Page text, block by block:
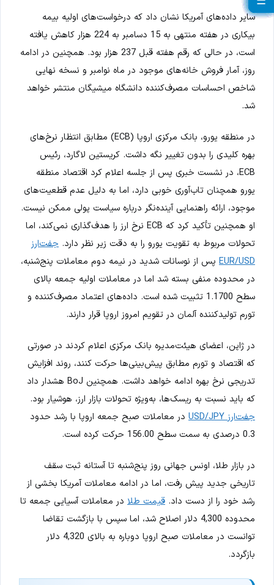
سایر داده‌های آمریکا نشان داد که درخواست‌های اولیه بیمه
بیکاری در هفته منتهی به 15 دسامبر به 224 هزار کاهش یافته
است، در حالی که رقم هفته قبل 237 هزار بود. همچنین در ادامه
روز، آمار فروش خانه‌های موجود در ماه نوامبر و نسخه نهایی
شاخص احساسات مصرف‌کننده دانشگاه میشیگان منتشر خواهد
شد.
در منطقه یورو، بانک مرکزی اروپا (ECB) مطابق انتظار نرخ‌های
بهره کلیدی را بدون تغییر نگه داشت. کریستین لاگارد، رئیس
ECB، در نشست خبری پس از جلسه اعلام کرد اقتصاد منطقه
یورو همچنان تاب‌آوری خوبی دارد، اما به دلیل عدم قطعیت‌های
موجود، ارائه راهنمایی آینده‌نگر درباره سیاست پولی ممکن نیست.
او همچنین تأکید کرد که ECB نرخ ارز را هدف‌گذاری نمی‌کند، اما
تحولات مربوط به تقویت یورو را به دقت زیر نظر دارد. جفت‌ارز
EUR/USD پس از نوسانات شدید در نیمه دوم معاملات پنج‌شنبه،
در محدوده منفی بسته شد اما در معاملات اولیه جمعه بالای
سطح 1.1700 تثبیت شده است. داده‌های اعتماد مصرف‌کننده و
تورم تولیدکننده آلمان در تقویم امروز اروپا قرار دارند.
در ژاپن، اعضای هیئت‌مدیره بانک مرکزی اعلام کردند در صورتی
که اقتصاد و تورم مطابق پیش‌بینی‌ها حرکت کنند، روند افزایش
تدریجی نرخ بهره ادامه خواهد داشت. همچنین BoJ هشدار داد
که باید نسبت به ریسک‌ها، به‌ویژه تحولات بازار ارز، هوشیار بود.
جفت‌ارز USD/JPY
در معاملات صبح جمعه اروپا با رشد حدود
0.3 درصدی به سمت سطح 156.00 حرکت کرده است.
در بازار طلا، اونس جهانی روز پنج‌شنبه تا آستانه ثبت سقف
تاریخی جدید پیش رفت، اما در ادامه معاملات آمریکا بخشی از
رشد خود را از دست داد. قیمت طلا در معاملات آسیایی جمعه تا
محدوده 4,300 دلار اصلاح شد، اما سپس با بازگشت تقاضا
توانست در معاملات صبح اروپا دوباره به بالای 4,320 دلار
بازگردد.